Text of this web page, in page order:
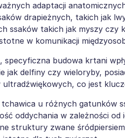
adaptacji
drapieżnych, takich jak
ssaków takich jak myszy czy
w komunikacji
specyficzna budowa krtani
jak delfiny czy wieloryby,
ultradźwiękowych, co jest
tchawica u różnych gatunków
oddychania w zależności od
struktury zwane